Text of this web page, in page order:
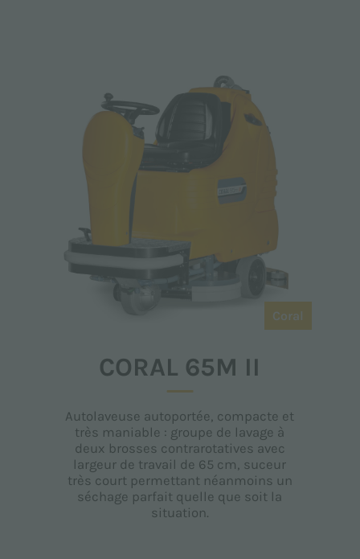
Coral
CORAL 65M II
Autolaveuse autoportée, compacte et
très maniable : groupe de lavage à
deux brosses contrarotatives avec
largeur de travail de 65 cm, suceur
très court permettant néanmoins un
séchage parfait quelle que soit la
situation.